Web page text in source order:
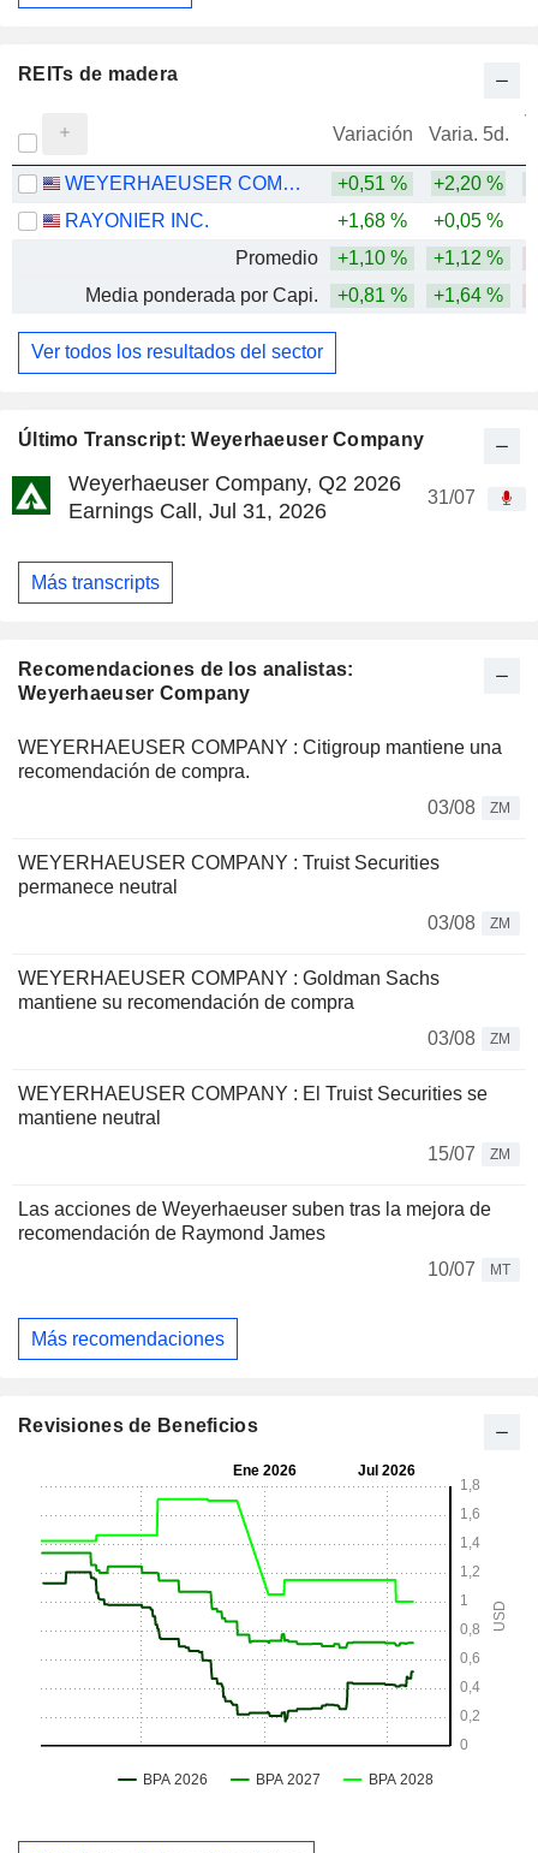
Último Transcript: Weyerhaeuser Company
Weyerhaeuser Company, Q2 2026
Earnings Call, Jul 31, 2026
31/07
Más transcripts
Recomendaciones de los analistas:
Weyerhaeuser Company
WEYERHAEUSER COMPANY : Citigroup mantiene una
recomendación de compra.
03/08
ZM
WEYERHAEUSER COMPANY : Truist Securities
permanece neutral
03/08
ZM
WEYERHAEUSER COMPANY : Goldman Sachs
mantiene su recomendación de compra
03/08
ZM
WEYERHAEUSER COMPANY : El Truist Securities se
mantiene neutral
15/07
ZM
Las acciones de Weyerhaeuser suben tras la mejora de
recomendación de Raymond James
10/07
MT
Más recomendaciones
REITs de madera
Variación Varia. 5d.
WEYERHAEUSER COMPANY +0,51 % +2,20 %
RAYONIER INC.
+1,68 % +0,05 %
Promedio
+1,10 % +1,12 %
Media ponderada por Capi.
+0,81 % +1,64 %
Ver todos los resultados del sector
Revisiones de Beneficios